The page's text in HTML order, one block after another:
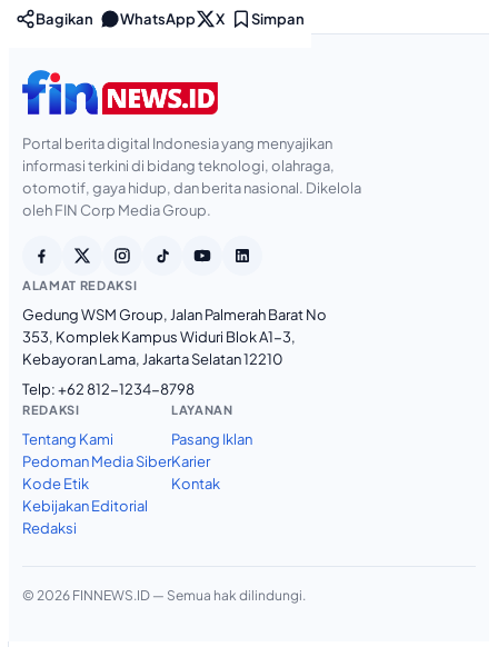
Bagikan WhatsApp X Simpan
Portal berita digital Indonesia yang menyajikan
informasi terkini di bidang teknologi, olahraga,
otomotif, gaya hidup, dan berita nasional. Dikelola
oleh FIN Corp Media Group.
ALAMAT REDAKSI
Gedung WSM Group, Jalan Palmerah Barat No
353, Komplek Kampus Widuri Blok A1-3,
Kebayoran Lama, Jakarta Selatan 12210
Telp:+62 812-1234-8798
REDAKSI
Tentang Kami
Pedoman Media Siber
Kode Etik
Kebijakan Editorial
Redaksi
LAYANAN
Pasang Iklan
Karier
Kontak
© 2026 FINNEWS.ID — Semua hak dilindungi.